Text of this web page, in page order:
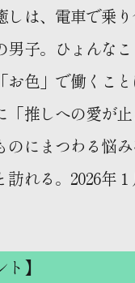
しは、電車で乗
男子。ひょんな
お色」で働くこ
「推しへの愛が
のにまつわる悩
訪れる。2026年
ト】